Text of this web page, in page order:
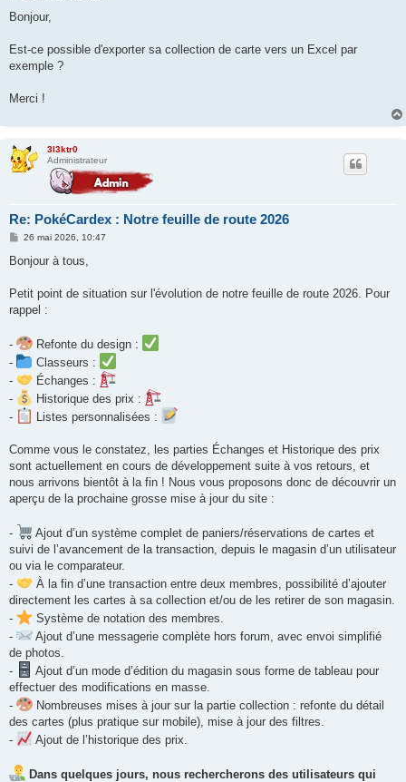
s
g
Bonjour,
Est-ce possible d'exporter sa collection de carte vers un Excel par
exemple ?
Merci !
3l3ktr0
Administrateur
Re: PokéCardex : Notre feuille de route 2026
M
s
g
26 mai 2026, 10:47
Bonjour à tous,
Petit point de situation sur l'évolution de notre feuille de route 2026. Pour
rappel :
-
Refonte du design :
-
Classeurs :
-
Échanges :
-
Historique des prix :
-
Listes personnalisées :
Comme vous le constatez, les parties Échanges et Historique des prix
sont actuellement en cours de développement suite à vos retours, et
nous arrivons bientôt à la fin ! Nous vous proposons donc de découvrir un
aperçu de la prochaine grosse mise à jour du site :
-
Ajout d’un système complet de paniers/réservations de cartes et
suivi de l’avancement de la transaction, depuis le magasin d’un utilisateur
ou via le comparateur.
-
À la fin d’une transaction entre deux membres, possibilité d’ajouter
directement les cartes à sa collection et/ou de les retirer de son magasin.
-
Système de notation des membres.
-
Ajout d’une messagerie complète hors forum, avec envoi simplifié
de photos.
-
Ajout d’un mode d’édition du magasin sous forme de tableau pour
effectuer des modifications en masse.
-
Nombreuses mises à jour sur la partie collection : refonte du détail
des cartes (plus pratique sur mobile), mise à jour des filtres.
-
Ajout de l’historique des prix.
Dans quelques jours, nous rechercherons des utilisateurs qui